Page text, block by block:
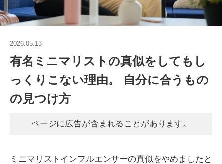
2026.05.13
有名ミニマリストの真似をしてもし
っくりこない理由。 自分に合うもの
の見つけ方
ページに広告が含まれることがあります。
ミニマリストインフルエンサーの真似をやめましたと